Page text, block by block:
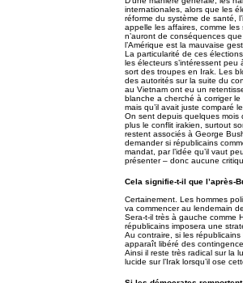
internationales, alors que les
réforme du système de santé,
appelle les affaires, comme les
n’auront de conséquences
l’Amérique est la mauvaise
La particularité de ces
les électeurs s’intéressent
sort des troupes en Irak. Les
des autorités sur la suite du
au Vietnam ont eu un
blanche a cherché à corriger
mais qu’il avait juste comparé
On sent depuis quelques mois
plus le conflit irakien, surtout
restent associés à George
demander si républicains
mandat, par l’idée qu’il vaut
présenter – donc aucune
Cela signifie-t-il que l’après-
Certainement. Les hommes
va commencer au lendemain
Sera-t-il très à gauche comme
républicains imposera une
Au contraire, si les
apparaît libéré des
Ainsi il reste très radical sur la
lucide sur l’Irak lorsqu’il ose